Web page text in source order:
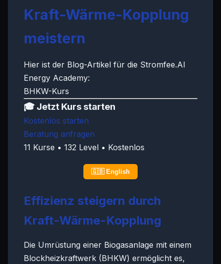
Kraft-Wärme-Kopplung
meistern
Hier ist der Blog-Artikel für die Stromfee.AI
Energy Academy:
BHKW-Kurs
🎓 Jetzt Kurs starten
Kostenlos starten
Beratung anfragen
11 Kurse • 132 Level • Kostenlos
🇬🇧 English
Effizienz steigern durch
Kraft-Wärme-Kopplung
Die Umrüstung einer Biogasanlage mit einem
Blockheizkraftwerk (BHKW) ermöglicht es,